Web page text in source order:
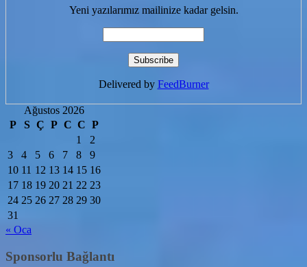
Yeni yazılarımız mailinize kadar gelsin.
Delivered by FeedBurner
Ağustos 2026
P
S Ç P C C P
1
2
3
4 5 6 7 8
9
10 11 12 13 14 15 16
17 18 19 20 21 22 23
24 25 26 27 28 29 30
31
« Oca
Sponsorlu Bağlantı